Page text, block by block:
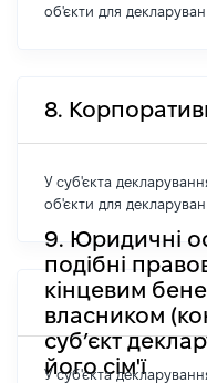
об'єкти для
8.
У суб'єкта
об'єкти для
9. Юридичні
подібні
кінцевим
власником
суб’єкт
його сім'ї
У суб'єкта